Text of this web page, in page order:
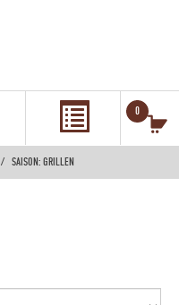
0
SAISON: GRILLEN